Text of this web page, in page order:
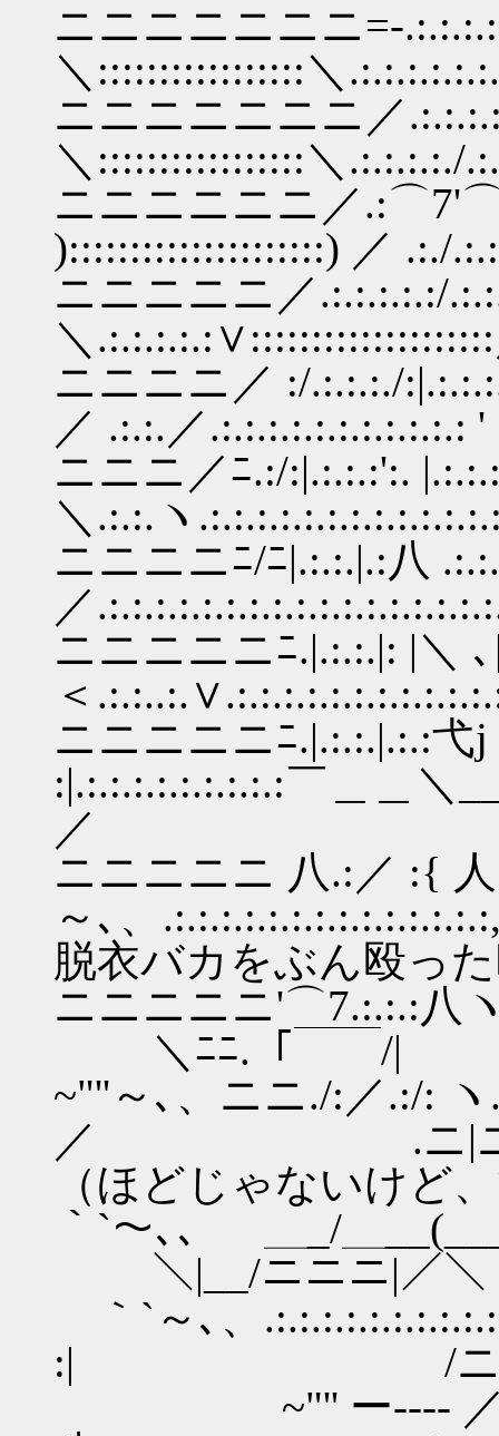
ニニニニニニニ=-
＼:::::::::::::::::＼
ニニニニニニニ／
＼:::::::::::::::::＼.:.:.:.:./
ニニニニニニ／
):::::::::::::::::::::) ／ .:./
ニニニニニ／.:.:.:.:.:/
＼
ニニニニ／ :/.:.:.:./
／ .:.:.／
ニニニ／ﾆ.:/:|.:.:.:':.
＼.:.:.ヽ
ニニニニﾆ/ﾆ|.:.:.|.:八
／
ニニニニニﾆ.|.:.:.|: |＼
＜
ニニニニニﾆ.|.:.:.|.:.:
:|.:.:.:.:.:.:.:.:.:￣＿＿＼
／ ﾛｰ
ニニニニニ 八.:／ :{
～､、
脱衣バカをぶん殴っ
ニニニニニ'⌒7.:.:.:八
＼ﾆﾆ.「￣￣/|
~"''～､、ニニ./:／.:/
／ .
（ほどじゃないけど
｀`～､、 ＿_/＿
＼|__/ニニニ|／＼
｀`～､、
:| /ニニ＜⌒
~"'' ー---- ／ ／